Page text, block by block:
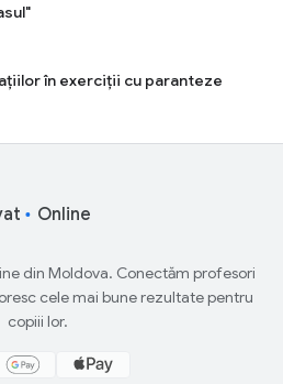
în exerciții cu paranteze
Online
din Moldova. Conectăm profesori
cele mai bune rezultate pentru
copiii lor.